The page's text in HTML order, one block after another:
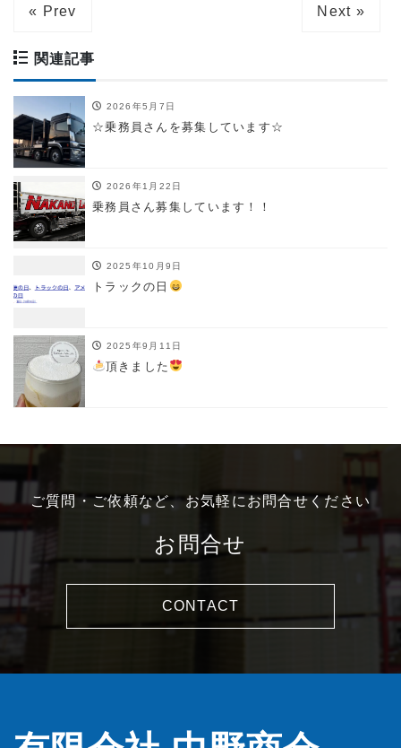
« Prev Next »
関連記事
2026年5月7日
☆乗務員さんを募集しています☆
2026年1月22日
乗務員さん募集しています！！
2025年10月9日
トラックの日
2025年9月11日
頂きました
ご質問・ご依頼など、お気軽にお問合せください
お問合せ
CONTACT